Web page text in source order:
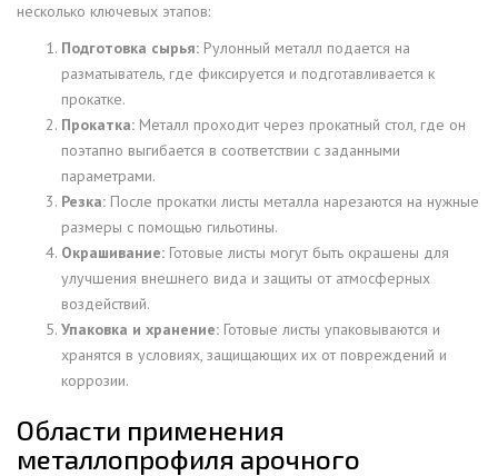
несколько ключевых этапов:
Подготовка сырья: Рулонный металл подается на
разматыватель, где фиксируется и подготавливается к
прокатке.
Прокатка: Металл проходит через прокатный стол, где он
поэтапно выгибается в соответствии с заданными
параметрами.
Резка: После прокатки листы металла нарезаются на нужные
размеры с помощью гильотины.
Окрашивание: Готовые листы могут быть окрашены для
улучшения внешнего вида и защиты от атмосферных
воздействий.
Упаковка и хранение: Готовые листы упаковываются и
хранятся в условиях, защищающих их от повреждений и
коррозии.
Области применения
металлопрофиля арочного